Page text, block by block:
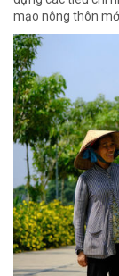
mạo nông thôn